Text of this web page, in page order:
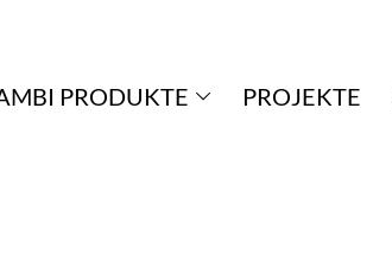
PRODUKTE PROJEKTE